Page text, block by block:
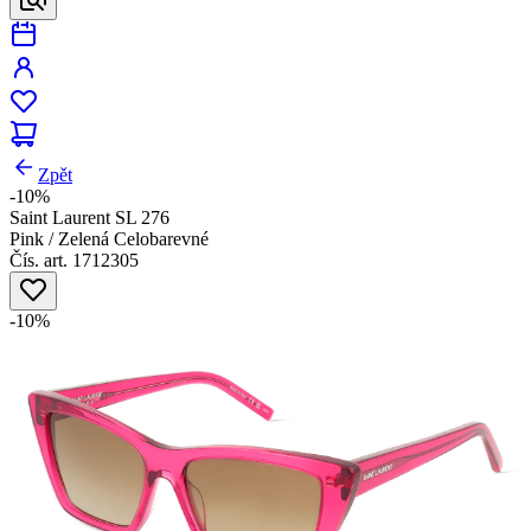
Zpět
-10%
Saint Laurent SL 276
Pink / Zelená Celobarevné
Čís. art. 1712305
-10%